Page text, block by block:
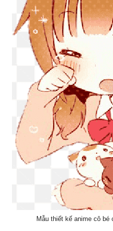
Mẫu thiết kế anime cô